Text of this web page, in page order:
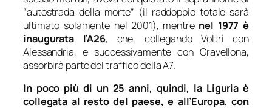
“autostrada della morte” (il raddoppio totale sarà
ultimato solamente nel 2001), mentre nel 1977 è
inaugurata l’A26, che, collegando Voltri con
Alessandria, e successivamente con Gravellona,
assorbirà parte del traffico della A7.
In poco più di un 25 anni, quindi, la Liguria è
collegata al resto del paese, e all’Europa, con